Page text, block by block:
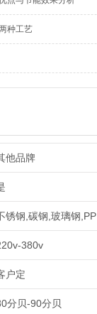
种工艺
他品牌
锈钢,碳钢,玻璃钢,PP
380v
户定
分贝-90分贝